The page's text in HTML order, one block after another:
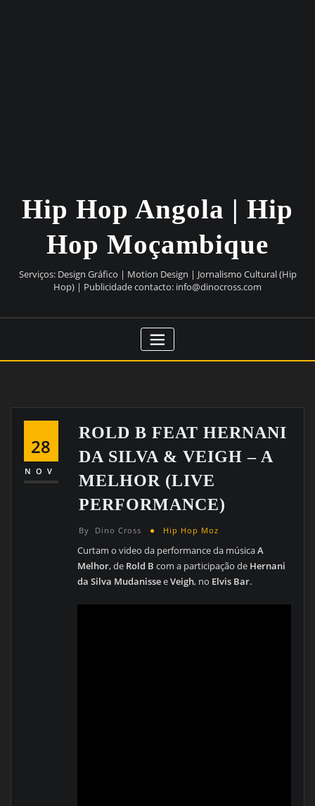
Hip Hop Angola | Hip
Hop Moçambique
Serviços: Design Gráfico | Motion Design | Jornalismo Cultural (Hip
Hop) | Publicidade contacto: info@dinocross.com
28
NOV
ROLD B FEAT HERNANI
DA SILVA & VEIGH – A
MELHOR (LIVE
PERFORMANCE)
By Dino Cross Hip Hop Moz
Curtam o video da performance da músicaA
Melhor, de Rold B com a participação de Hernani
da Silva MudanisseeVeigh, no Elvis Bar.